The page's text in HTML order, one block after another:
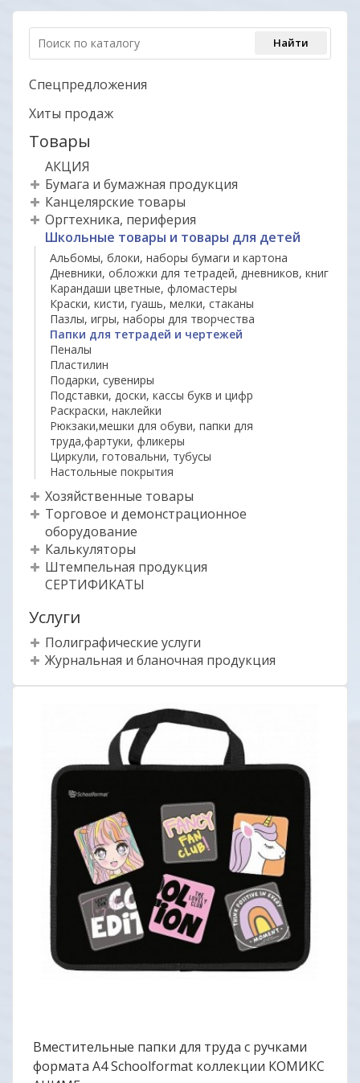
Спецпредложения
Хиты продаж
Товары
АКЦИЯ
Бумага и бумажная продукция
Канцелярские товары
Оргтехника, периферия
Школьные товары и товары для детей
Альбомы, блоки, наборы бумаги и картона
Дневники, обложки для тетрадей, дневников, книг
Карандаши цветные, фломастеры
Краски, кисти, гуашь, мелки, стаканы
Пазлы, игры, наборы для творчества
Папки для тетрадей и чертежей
Пеналы
Пластилин
Подарки, сувениры
Подставки, доски, кассы букв и цифр
Раскраски, наклейки
Рюкзаки,мешки для обуви, папки для
труда,фартуки, фликеры
Циркули, готовальни, тубусы
Настольные покрытия
Хозяйственные товары
Торговое и демонстрационное
оборудование
Калькуляторы
Штемпельная продукция
СЕРТИФИКАТЫ
Услуги
Полиграфические услуги
Журнальная и бланочная продукция
Вместительные папки для труда с ручками
формата А4 Schoolformat коллекции КОМИКС